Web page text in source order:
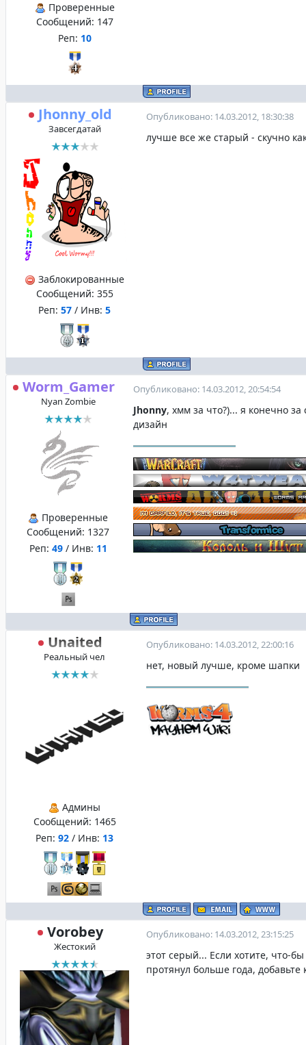
Проверенные
Сообщений: 147
Реп: 10
Jhonny_old
Завсегдатай
Заблокированные
Сообщений: 355
Реп: 57 / Инв: 5
Опубликовано: 14.03.2012, 18:30:38
лучше все же старый - скучно
Worm_Gamer
Nyan Zombie
Проверенные
Сообщений: 1327
Реп: 49/ Инв: 11
Опубликовано: 14.03.2012, 20:54:54
Jhonny, хмм за что?)... я конечно за
дизайн
Unaited
Реальный чел
Админы
Сообщений: 1465
Реп: 92 / Инв: 13
Опубликовано: 14.03.2012, 22:00:16
нет, новый лучше, кроме шапки
Vorobey
Жестокий
Опубликовано: 14.03.2012, 23:15:25
этот серый... Если хотите, что-бы
протянул больше года, добавьте